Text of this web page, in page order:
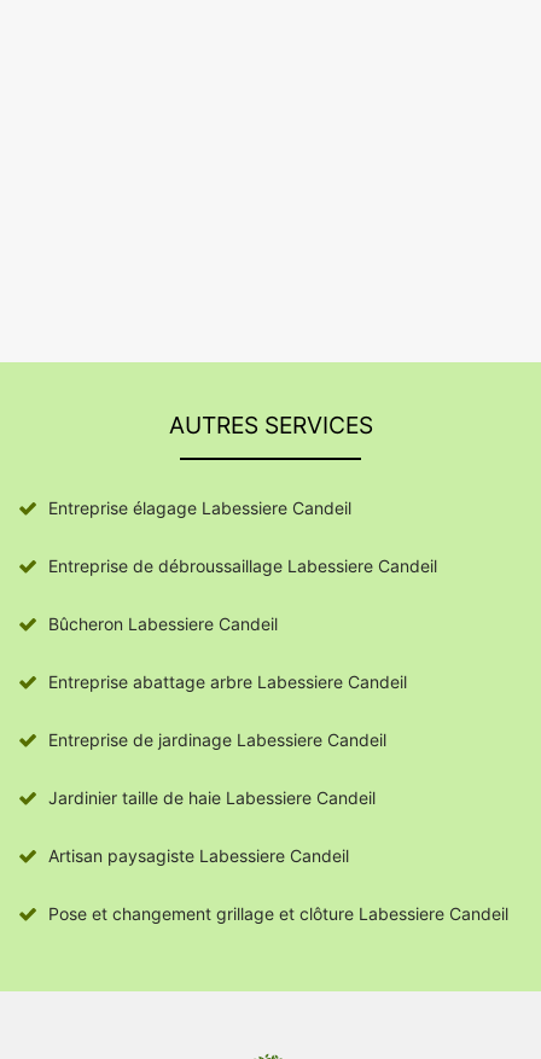
AUTRES SERVICES
Entreprise élagage Labessiere Candeil
Entreprise de débroussaillage Labessiere Candeil
Bûcheron Labessiere Candeil
Entreprise abattage arbre Labessiere Candeil
Entreprise de jardinage Labessiere Candeil
Jardinier taille de haie Labessiere Candeil
Artisan paysagiste Labessiere Candeil
Pose et changement grillage et clôture Labessiere Candeil